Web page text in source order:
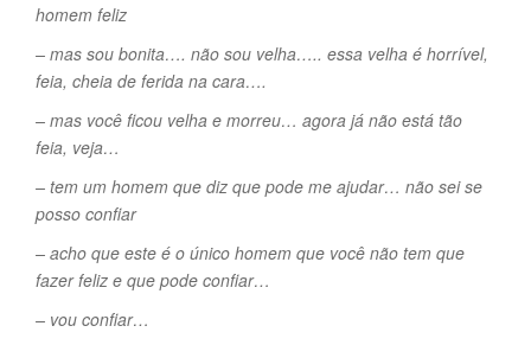
homem feliz
– mas sou bonita…. não sou velha….. essa velha é horrível,
feia, cheia de ferida na cara….
– mas você ficou velha e morreu… agora já não está tão
feia, veja…
– tem um homem que diz que pode me ajudar… não sei se
posso confiar
– acho que este é o único homem que você não tem que
fazer feliz e que pode confiar…
– vou confiar…